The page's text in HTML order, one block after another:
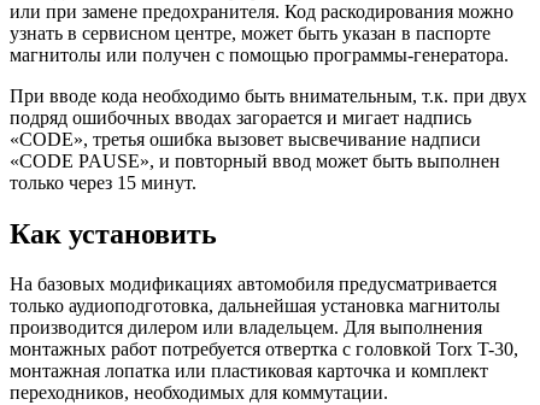
или при замене предохранителя. Код раскодирования можно
узнать в сервисном центре, может быть указан в паспорте
магнитолы или получен с помощью программы-генератора.
При вводе кода необходимо быть внимательным, т.к. при двух
подряд ошибочных вводах загорается и мигает надпись
«CODE», третья ошибка вызовет высвечивание надписи
«CODE PAUSE», и повторный ввод может быть выполнен
только через 15 минут.
Как установить
На базовых модификациях автомобиля предусматривается
только аудиоподготовка, дальнейшая установка магнитолы
производится дилером или владельцем. Для выполнения
монтажных работ потребуется отвертка с головкой Torx T-30,
монтажная лопатка или пластиковая карточка и комплект
переходников, необходимых для коммутации.